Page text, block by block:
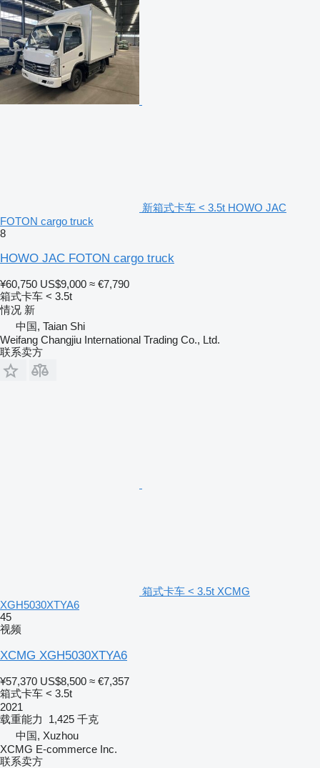
新箱式卡车 < 3.5t HOWO JAC
FOTON cargo truck
8
HOWO JAC FOTON cargo truck
¥60,750 US$9,000 ≈ €7,790
箱式卡车 < 3.5t
情况 新
中国, Taian Shi
Weifang Changjiu International Trading Co., Ltd.
联系卖方
箱式卡车 < 3.5t XCMG
XGH5030XTYA6
45
视频
XCMG XGH5030XTYA6
¥57,370 US$8,500 ≈ €7,357
箱式卡车 < 3.5t
2021
载重能力
1,425 千克
中国, Xuzhou
XCMG E-commerce Inc.
联系卖方